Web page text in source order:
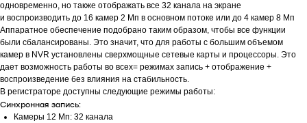
одновременно, но также отображать все 32 канала на экране
и воспроизводить до 16 камер 2 Мп в основном потоке или до 4 камер 8 Мп
Аппаратное обеспечение подобрано таким образом, чтобы все функции
были сбалансированы. Это значит, что для работы с большим объемом
камер в NVR установлены сверхмощные сетевые карты и процессоры. Это
дает возможность работы во всех= режимах запись + отображение +
воспроизведение без влияния на стабильность.
В регистраторе доступны следующие режимы работы:
Синхронная запись:
Камеры 12 Мп: 32 канала